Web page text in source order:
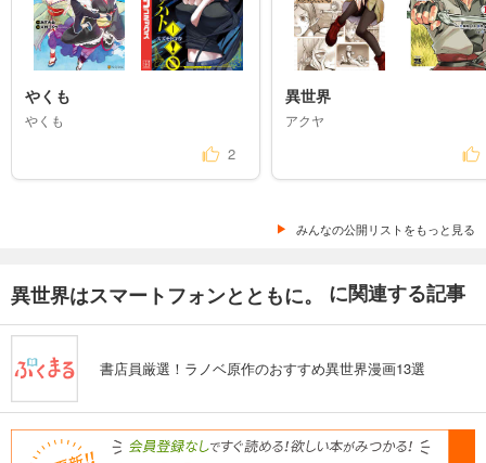
やくも
やくも
2
異世界
アクヤ
みんなの公開リストをもっと見る
異世界はスマートフォンとともに。 に関連する記事
書店員厳選！ラノベ原作のおすすめ異世界漫画13選